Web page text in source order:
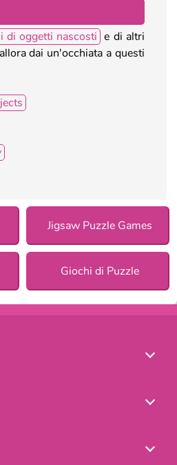
di oggetti nascosti e di altri
dai un'occhiata a questi
Jigsaw Puzzle Games
Giochi di Puzzle